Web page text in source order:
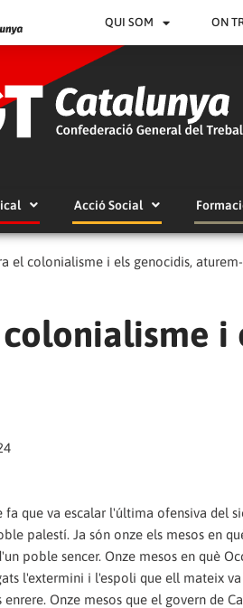
QUI SOM ON
Acció Social
el colonialisme i els genocidis,
i
fa que va escalar l'última ofensiva del
palestí. Ja són onze els mesos en
poble sencer. Onze mesos en què
l'extermini i l'espoli que ell mateix va
enrere. Onze mesos que el govern de